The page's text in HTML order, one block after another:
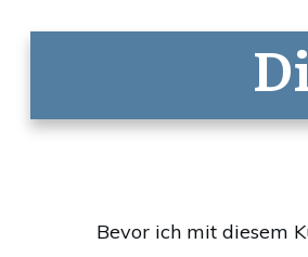
Bevor ich mit diesem